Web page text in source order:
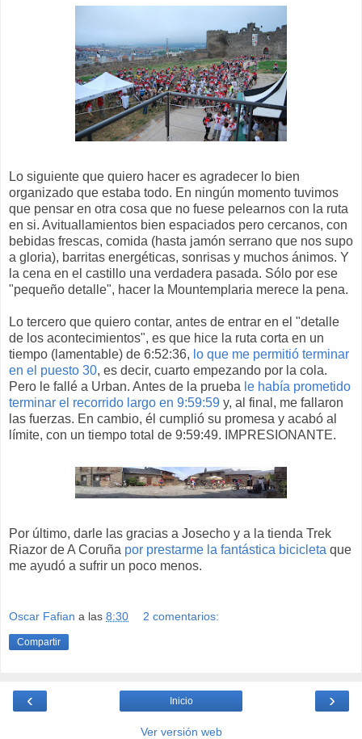
Lo siguiente que quiero hacer es agradecer lo bien
organizado que estaba todo. En ningún momento tuvimos
que pensar en otra cosa que no fuese pelearnos con la ruta
en si. Avituallamientos bien espaciados pero cercanos, con
bebidas frescas, comida (hasta jamón serrano que nos supo
a gloria), barritas energéticas, sonrisas y muchos ánimos. Y
la cena en el castillo una verdadera pasada. Sólo por ese
"pequeño detalle", hacer la Mountemplaria merece la pena.
Lo tercero que quiero contar, antes de entrar en el "detalle
de los acontecimientos", es que hice la ruta corta en un
tiempo (lamentable) de 6:52:36, lo que me permitió terminar
en el puesto 30, es decir, cuarto empezando por la cola.
Pero le fallé a Urban. Antes de la prueba le había prometido
terminar el recorrido largo en 9:59:59 y, al final, me fallaron
las fuerzas. En cambio, él cumplió su promesa y acabó al
límite, con un tiempo total de 9:59:49. IMPRESIONANTE.
Por último, darle las gracias a Josecho y a la tienda Trek
Riazor de A Coruña por prestarme la fantástica bicicleta que
me ayudó a sufrir un poco menos.
Oscar Fafian a las 8:30 2 comentarios:
Compartir
‹ ›
Inicio
Ver versión web